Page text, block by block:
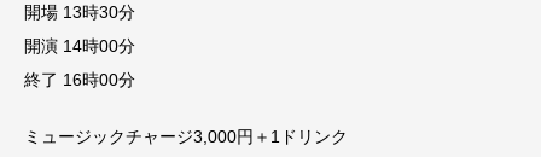
開場 13時30分
開演 14時00分
終了 16時00分
ミュージックチャージ3,000円＋1ドリンク